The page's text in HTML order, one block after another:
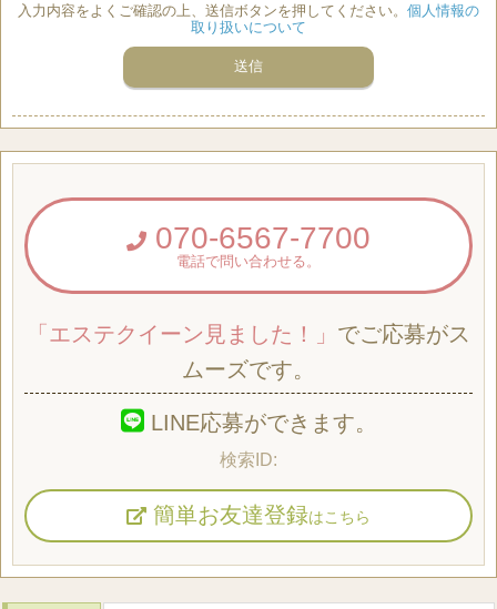
入力内容をよくご確認の上、送信ボタンを押してください。 個人情報の
取り扱いについて
070-6567-7700
電話で問い合わせる。
「エステクイーン見ました！」 でご応募がス
ムーズです。
LINE応募ができます。
簡単お友達登録はこちら